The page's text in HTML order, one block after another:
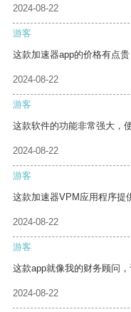
2024-08-22
游客
这款加速器app的价格有点
2024-08-22
游客
这款软件的功能非常强大，
2024-08-22
游客
这款加速器VPM应用程序提
2024-08-22
游客
这款app就像我的财务顾问，
2024-08-22